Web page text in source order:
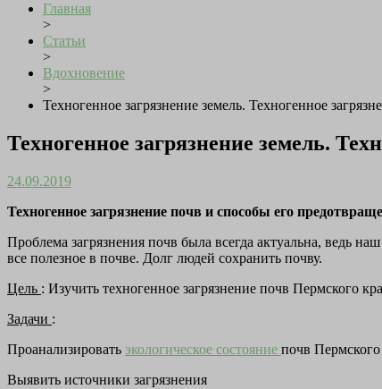
Главная
>
Статьи
>
Вдохновение
>
Техногенное загрязнение земель. Техногенное
Техногенное загрязнение земель.
24.09.2019
Техногенное загрязнение почв и способы его
Проблема загрязнения почв была всегда актуальна, ведь
все полезное в почве. Долг людей сохранить почву.
Цель : Изучить техногенное загрязнение почв Пермского
Задачи :
Проанализировать экологическое состояние почв Пермского
Выявить источники загрязнения